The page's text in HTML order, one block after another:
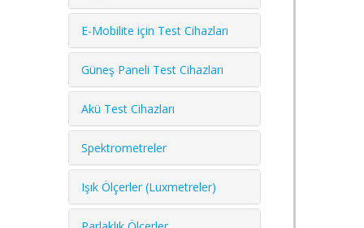
E-Mobilite için Test Cihazları
Güneş Paneli Test Cihazları
Akü Test Cihazları
Spektrometreler
Işık Ölçerler (Luxmetreler)